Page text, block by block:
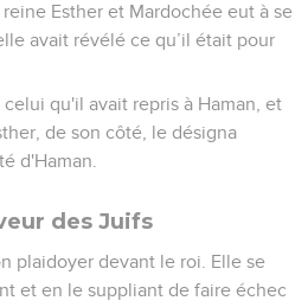
Esther et Mardochée eut à se
avait révélé ce qu’il était pour
qu'il avait repris à Haman, et
de son côté, le désigna
d'Haman.
des Juifs
plaidoyer devant le roi. Elle se
et en le suppliant de faire échec